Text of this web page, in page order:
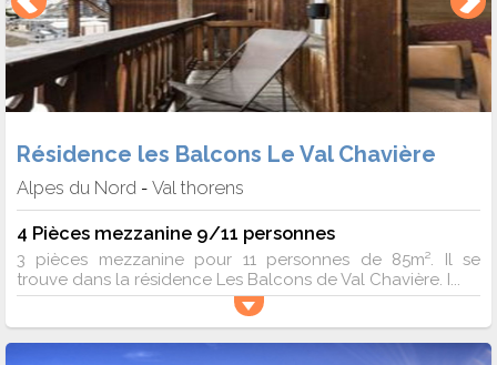
Résidence les Balcons Le Val Chavière
Alpes du Nord - Val thorens
4 Pièces mezzanine 9/11 personnes
3 pièces mezzanine pour 11 personnes de 85m². Il se
trouve dans la résidence Les Balcons de Val Chavière. I...